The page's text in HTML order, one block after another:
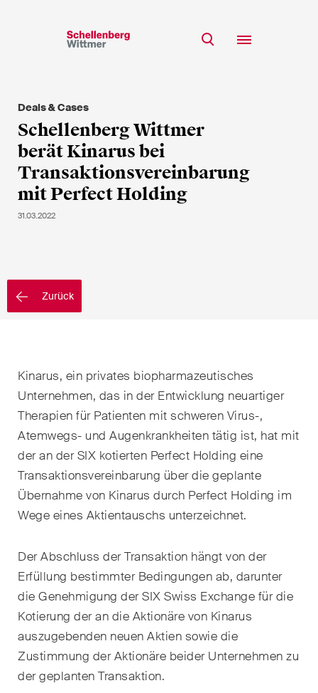
Team
Expertise
Insights
Karriere
Zurück
Deals & Cases
Schellenberg Wittmer
berät Kinarus bei
Transaktionsvereinbarung
mit Perfect Holding
31.03.2022
Kinarus, ein privates biopharmazeutisches
Unternehmen, das in der Entwicklung neuartiger
Therapien für Patienten mit schweren Virus-,
Atemwegs- und Augenkrankheiten tätig ist, hat mit
der an der SIX kotierten Perfect Holding eine
Transaktionsvereinbarung über die geplante
Übernahme von Kinarus durch Perfect Holding im
Wege eines Aktientauschs unterzeichnet.
Der Abschluss der Transaktion hängt von der
Erfüllung bestimmter Bedingungen ab, darunter
die Genehmigung der SIX Swiss Exchange für die
Kotierung der an die Aktionäre von Kinarus
auszugebenden neuen Aktien sowie die
Zustimmung der Aktionäre beider Unternehmen zu
der geplanten Transaktion.
Laufenden!
* Erforderliche Felder
Herr
Frau
k.A.
Vorname*
E-Mail*
Sprache*
Newsletters & Newsflashes
Monatlich ausgewählte
Kernthemen aus unseren
Tätigkeitsbereiche,
Fachgebiete und Branchen,